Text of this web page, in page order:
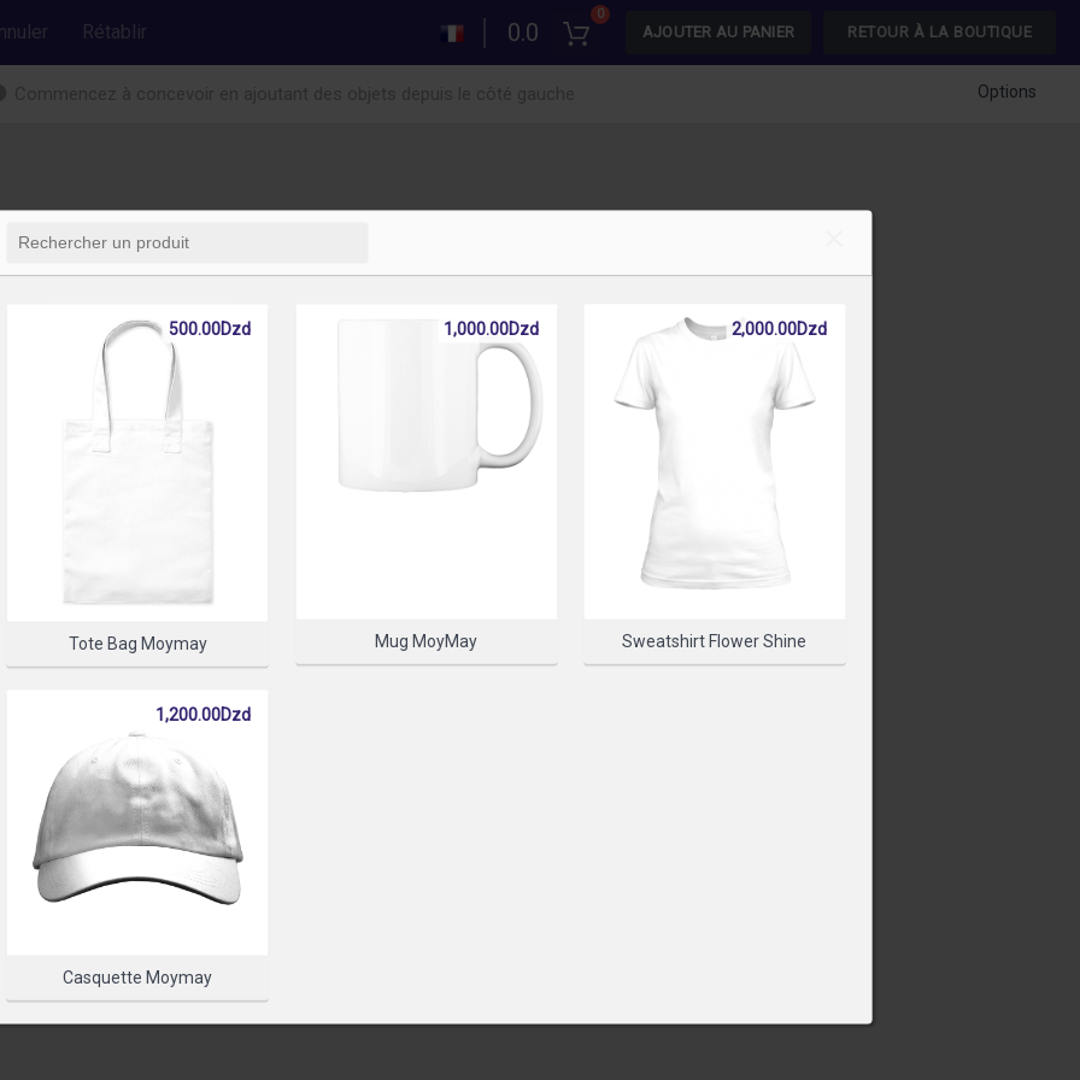
Rétablir 0.0
0
AJOUTER AU PANIER RETOUR À LA BOUTIQUE
Options
PLEASE SELECT A PRODUCT TO START DESIGNING
SÉLECTIONNER UN PRODUIT
Tote Bag Moymay
500.00Dzd
Mug MoyMay
1,000.00Dzd
Sweatshirt Flower Shine
2,000.00Dzd
Casquette Moymay
1,200.00Dzd